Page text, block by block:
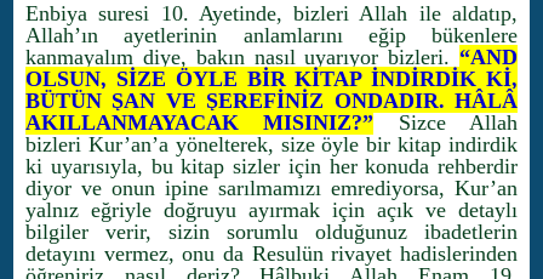
Enbiya suresi 10. Ayetinde, bizleri Allah ile aldatıp,
Allah’ın ayetlerinin anlamlarını eğip bükenlere
kanmayalım diye, bakın nasıl uyarıyor bizleri. “AND
OLSUN, SİZE ÖYLE BİR KİTAP İNDİRDİK Kİ,
BÜTÜN ŞAN VE ŞEREFİNİZ ONDADIR. HÂLÂ
AKILLANMAYACAK MISINIZ?” Sizce Allah
bizleri Kur’an’a yönelterek, size öyle bir kitap indirdik
ki uyarısıyla, bu kitap sizler için her konuda rehberdir
diyor ve onun ipine sarılmamızı emrediyorsa, Kur’an
yalnız eğriyle doğruyu ayırmak için açık ve detaylı
bilgiler verir, sizin sorumlu olduğunuz ibadetlerin
detayını vermez, onu da Resulün rivayet hadislerinden